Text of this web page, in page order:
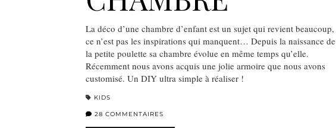
La déco d’une chambre d’enfant est un sujet qui revient beaucoup,
ce n’est pas les inspirations qui manquent… Depuis la naissance de
la petite poulette sa chambre évolue en même temps qu’elle.
Récemment nous avons acquis une jolie armoire que nous avons
customisé. Un DIY ultra simple à réaliser !
KIDS
28 COMMENTAIRES